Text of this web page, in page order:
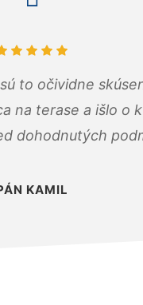
to očividne
na terase a išlo o
dohodnutých
KAMIL